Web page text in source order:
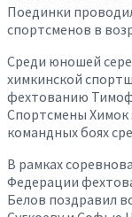
Поединки
спортсменов в
Среди юношей
химкинской
фехтованию
Спортсмены Химок
командных боях
В рамках
Федерации
Белов поздравил